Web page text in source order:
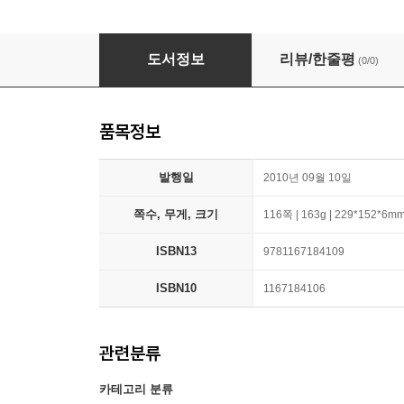
The Future Method of Investing Money:
도서정보 리뷰/한줄평 (0/0)
품목정보
발행일 2010년 09월 10일
쪽수, 무게, 크기 116쪽 | 163g |
ISBN13 9781167184109
ISBN10 1167184106
관련분류
카테고리 분류